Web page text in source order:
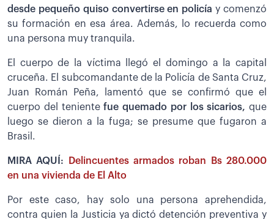
desde pequeño quiso convertirse en policíay comenzó
su formación en esa área. Además, lo recuerda como
una persona muy tranquila.
El cuerpo de la víctima llegó el domingo a la capital
cruceña. El subcomandante de la Policía de Santa Cruz,
Juan Román Peña, lamentó que se confirmó que el
cuerpo del tenientefue quemado por los sicarios, que
luego se dieron a la fuga; se presume que fugaron a
Brasil.
MIRA AQUÍ:
Delincuentes armados roban Bs 280.000
en una vivienda de El Alto
Por este caso, hay solo una persona aprehendida,
contra quien la Justicia ya dictó detención preventiva y